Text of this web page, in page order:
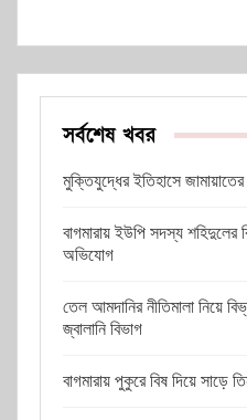
সর্বশেষ খবর
মুক্তিযুদ্ধের ইতিহাসে
বাগমারায় ইউপি সদস্য শহিদুলের
অভিযোগ
তেল আমদানির নীতিমালা নিয়ে
জ্বালানি বিভাগ
বাগমারায় পুকুরে বিষ দিয়ে সাড়ে